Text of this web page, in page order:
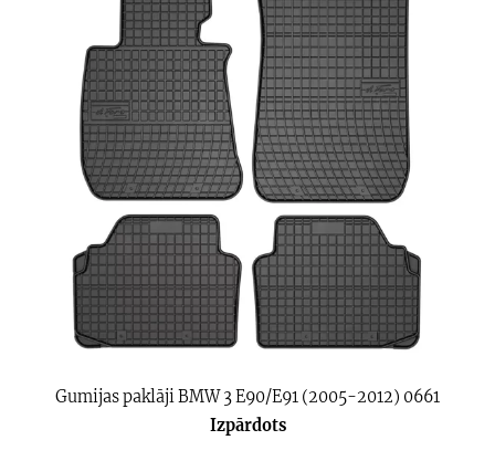
Gumijas paklāji BMW 3 E90/E91 (2005-2012) 0661
Izpārdots